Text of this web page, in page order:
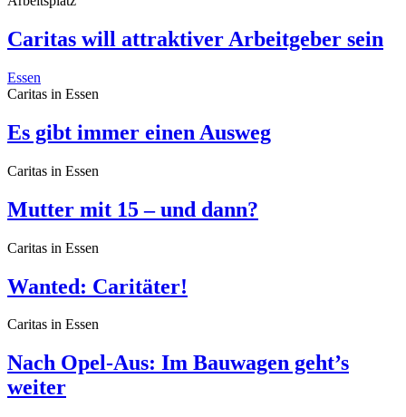
Caritas will attraktiver Arbeitgeber sein
Essen
Caritas in Essen
Es gibt immer einen Ausweg
Caritas in Essen
Mutter mit 15 – und dann?
Caritas in Essen
Wanted: Caritäter!
Caritas in Essen
Nach Opel-Aus: Im Bauwagen geht’s
weiter